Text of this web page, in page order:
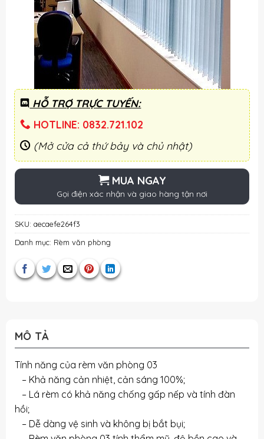
HỖ TRỢ TRỰC TUYẾN:
HOTLINE: 0832.721.102
(Mở cửa cả thứ bảy và chủ nhật)
MUA NGAY
Gọi điện xác nhận và giao hàng tận nơi
SKU: aecaefe264f3
Danh mục: Rèm văn phòng
MÔ TẢ
Tính năng của rèm văn phòng 03
– Khả năng cản nhiệt, cản sáng 100%;
– Lá rèm có khả năng chống gấp nếp và tính đàn
hồi;
– Dễ dàng vệ sinh và không bị bắt bụi;